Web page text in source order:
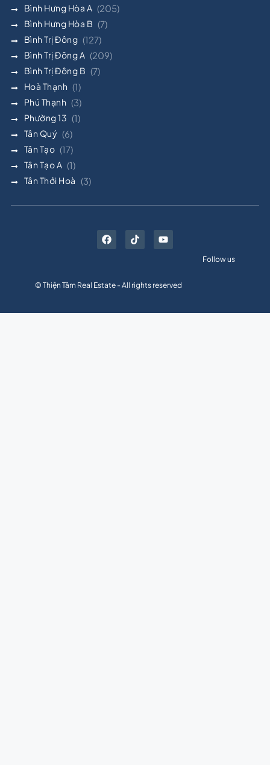
Bình Hưng Hòa A (205)
Bình Hưng Hòa B (7)
Bình Trị Đông (127)
Bình Trị Đông A (209)
Bình Trị Đông B (7)
Hoà Thạnh (1)
Phú Thạnh (3)
Phường 13 (1)
Tân Quý (6)
Tân Tạo (17)
Tân Tạo A (1)
Tân Thới Hoà (3)
© Thiện Tâm Real Estate - All rights reserved
Follow us